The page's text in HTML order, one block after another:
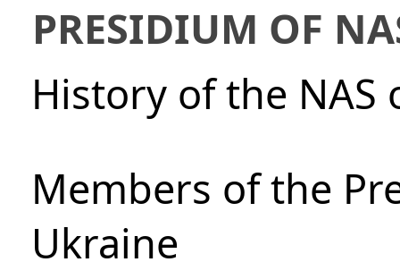
PRESIDIUM OF
History of the NAS
Members of the
Ukraine